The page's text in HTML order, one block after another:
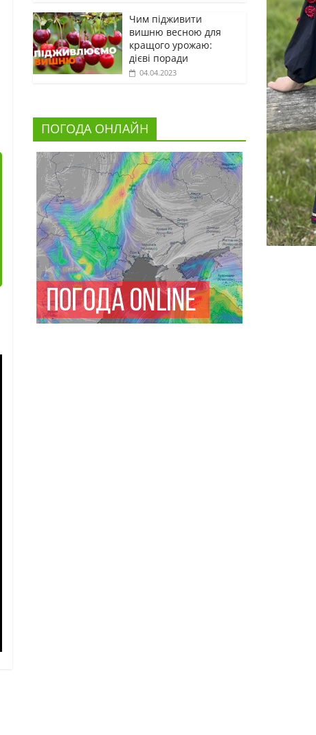
Чим підживити
вишню весною для
кращого урожаю:
дієві поради
04.04.2023
ПОГОДА ОНЛАЙН